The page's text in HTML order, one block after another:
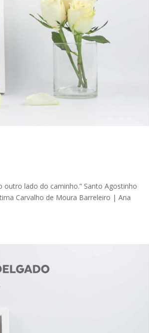
outro lado do caminho.” Santo Agostinho
Carvalho de Moura Barreleiro | Ana